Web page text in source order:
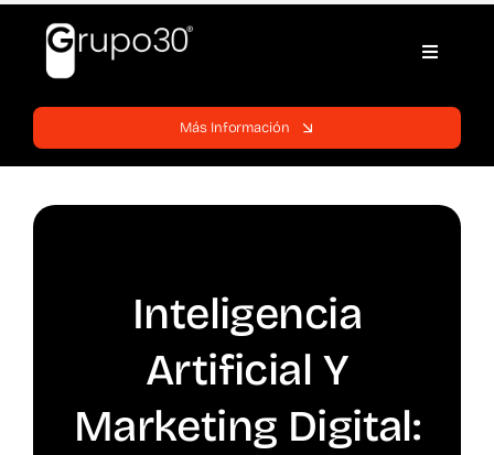
content
Toggle
Inicio
Más Información
Inteligencia
Artificial Y
Marketing Digital: